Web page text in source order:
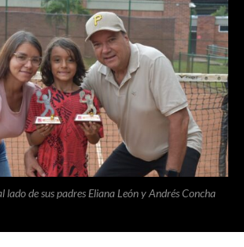
lado de sus padres Eliana León y Andrés Concha